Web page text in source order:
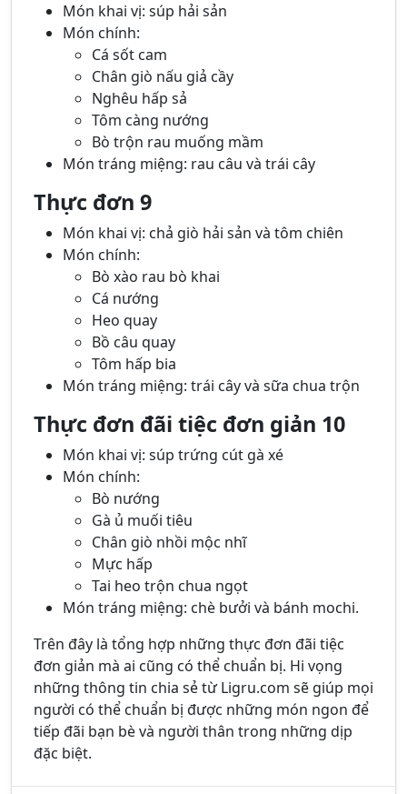
Món khai vị: súp hải sản
Món chính:
Cá sốt cam
Chân giò nấu giả cầy
Nghêu hấp sả
Tôm càng nướng
Bò trộn rau muống mầm
Món tráng miệng: rau câu và trái cây
Thực đơn 9
Món khai vị: chả giò hải sản và tôm chiên
Món chính:
Bò xào rau bò khai
Cá nướng
Heo quay
Bồ câu quay
Tôm hấp bia
Món tráng miệng: trái cây và sữa chua trộn
Thực đơn đãi tiệc đơn giản 10
Món khai vị: súp trứng cút gà xé
Món chính:
Bò nướng
Gà ủ muối tiêu
Chân giò nhồi mộc nhĩ
Mực hấp
Tai heo trộn chua ngọt
Món tráng miệng: chè bưởi và bánh mochi.
Trên đây là tổng hợp những thực đơn đãi tiệc
đơn giản mà ai cũng có thể chuẩn bị. Hi vọng
những thông tin chia sẻ từ Ligru.com sẽ giúp mọi
người có thể chuẩn bị được những món ngon để
tiếp đãi bạn bè và người thân trong những dịp
đặc biệt.